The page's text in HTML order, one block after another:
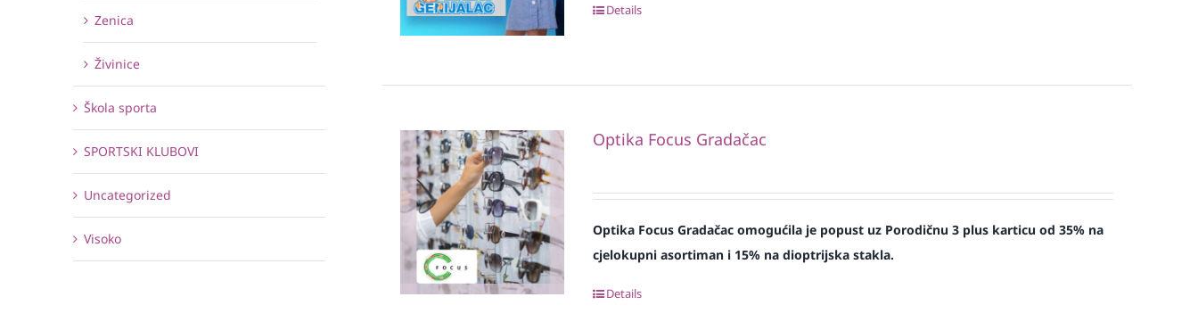
Details
Optika Focus Gradačac
Optika Focus Gradačac omogućila je popust uz Porodičnu 3 plus karticu od 35% na
cjelokupni asortiman i 15% na dioptrijska stakla.
Details
Zenica
Živinice
Škola sporta
SPORTSKI KLUBOVI
Uncategorized
Visoko